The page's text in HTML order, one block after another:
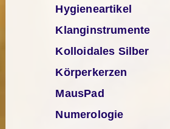
Hygieneartikel
Klanginstrumente
Kolloidales Silber
Körperkerzen
MausPad
Numerologie